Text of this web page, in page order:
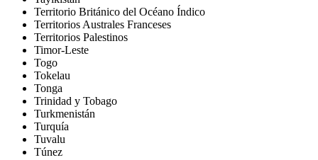
Territorio Británico del Océano Índico
Territorios Australes Franceses
Territorios Palestinos
Timor-Leste
Togo
Tokelau
Tonga
Trinidad y Tobago
Turkmenistán
Turquía
Tuvalu
Túnez